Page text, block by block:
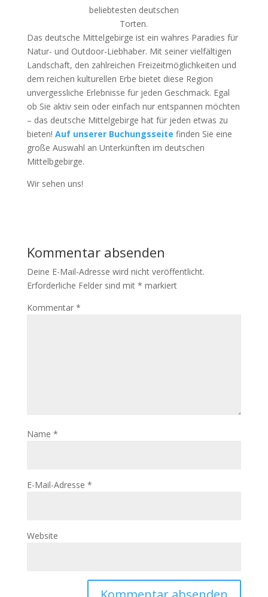
beliebtesten deutschen
Torten.
Das deutsche Mittelgebirge ist ein wahres Paradies für
Natur- und Outdoor-Liebhaber. Mit seiner vielfältigen
Landschaft, den zahlreichen Freizeitmöglichkeiten und
dem reichen kulturellen Erbe bietet diese Region
unvergessliche Erlebnisse für jeden Geschmack. Egal
ob Sie aktiv sein oder einfach nur entspannen möchten
– das deutsche Mittelgebirge hat für jeden etwas zu
bieten! Auf unserer Buchungsseite finden Sie eine
große Auswahl an Unterkünften im deutschen
Mittelbgebirge.
Wir sehen uns!
Kommentar absenden
Deine E-Mail-Adresse wird nicht veröffentlicht.
Erforderliche Felder sind mit * markiert
Kommentar *
Name *
E-Mail-Adresse *
Website